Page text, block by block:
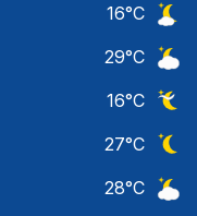
16°C
29°C
16°C
27°C
28°C